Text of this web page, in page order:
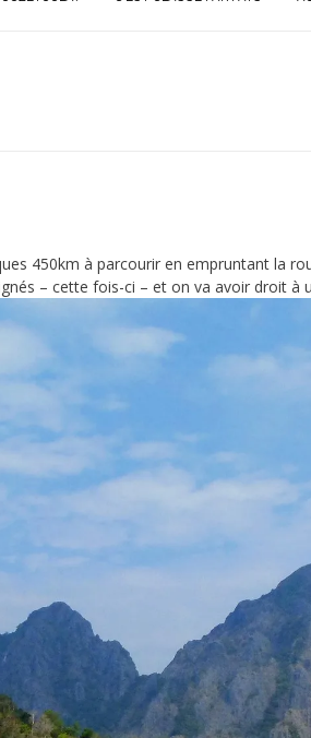
450km à parcourir en empruntant la
– cette fois-ci – et on va avoir droit à